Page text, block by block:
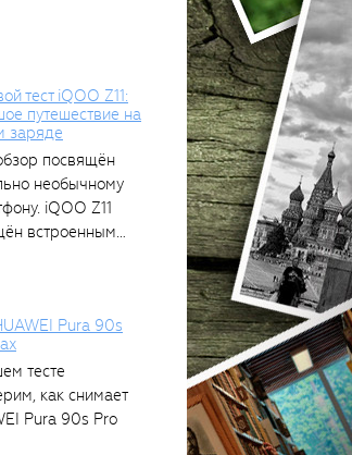
тест iQOO Z11:
путешествие на
заряде
посвящён
необычному
iQOO Z11
встроенным
Pura 90s
тесте
как снимает
Pura 90s Pro